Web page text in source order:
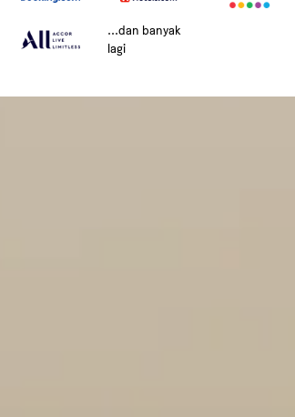
...dan banyak
lagi